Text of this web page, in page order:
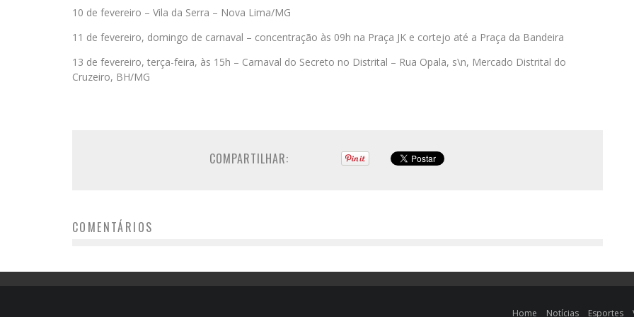
10 de fevereiro – Vila da Serra – Nova Lima/MG
11 de fevereiro, domingo de carnaval – concentração às 09h na Praça JK e cortejo até a Praça da Bandeira
13 de fevereiro, terça-feira, às 15h – Carnaval do Secreto no Distrital – Rua Opala, s\n, Mercado Distrital do
Cruzeiro, BH/MG
COMPARTILHAR:
COMENTÁRIOS
Home Notícias Esportes